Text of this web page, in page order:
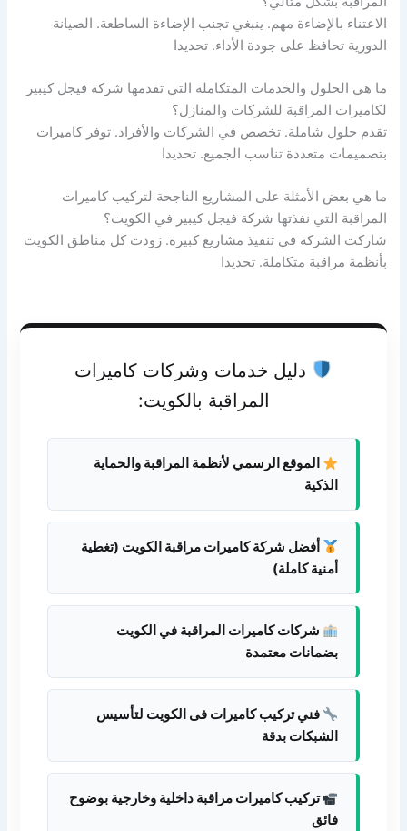
الاعتناء بالإضاءة مهم. ينبغي تجنب الإضاءة الساطعة. الصيانة
الدورية تحافظ على جودة الأداء. تحديدا
ما هي الحلول والخدمات المتكاملة التي تقدمها شركة فيجل كيبير
لكاميرات المراقبة للشركات والمنازل؟
تقدم حلول شاملة. تخصص في الشركات والأفراد. توفر كاميرات
بتصميمات متعددة تناسب الجميع. تحديدا
ما هي بعض الأمثلة على المشاريع الناجحة لتركيب كاميرات
المراقبة التي نفذتها شركة فيجل كيبير في الكويت؟
شاركت الشركة في تنفيذ مشاريع كبيرة. زودت كل مناطق الكويت
بأنظمة مراقبة متكاملة. تحديدا
دليل خدمات وشركات كاميرات
المراقبة بالكويت:
الموقع الرسمي لأنظمة المراقبة والحماية
الذكية
أفضل شركة كاميرات مراقبة الكويت (تغطية
أمنية كاملة)
شركات كاميرات المراقبة في الكويت
بضمانات معتمدة
فني تركيب كاميرات فى الكويت لتأسيس
الشبكات بدقة
تركيب كاميرات مراقبة داخلية وخارجية بوضوح
فائق